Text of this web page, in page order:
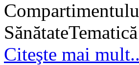
Citeşte mai